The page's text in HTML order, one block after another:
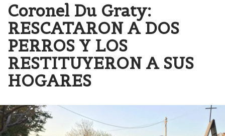
Coronel Du Graty:
RESCATARON A DOS
PERROS Y LOS
RESTITUYERON A SUS
HOGARES